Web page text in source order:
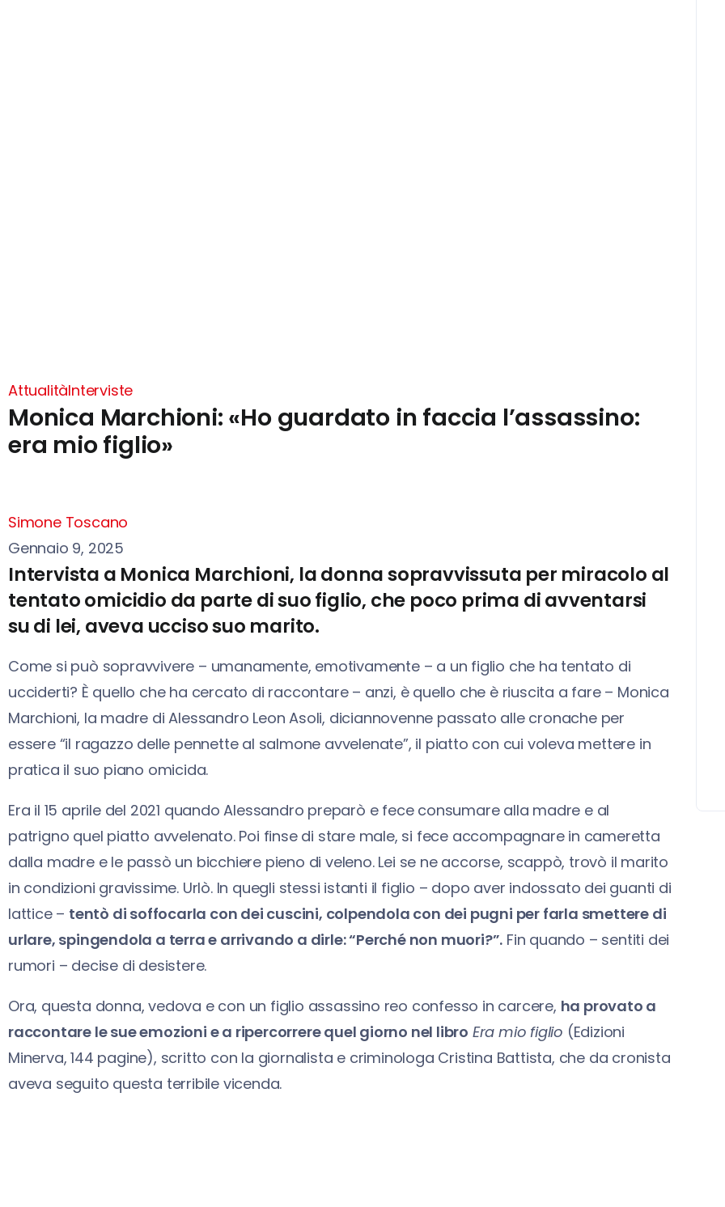
AttualitàInterviste
Monica Marchioni: «Ho guardato in faccia l’assassino:
era mio figlio»
Simone Toscano
Gennaio 9, 2025
Intervista a Monica Marchioni, la donna sopravvissuta per miracolo al
tentato omicidio da parte di suo figlio, che poco prima di avventarsi
su di lei, aveva ucciso suo marito.
Come si può sopravvivere – umanamente, emotivamente – a un figlio che ha tentato di
ucciderti? È quello che ha cercato di raccontare – anzi, è quello che è riuscita a fare – Monica
Marchioni, la madre di Alessandro Leon Asoli, diciannovenne passato alle cronache per
essere “il ragazzo delle pennette al salmone avvelenate”, il piatto con cui voleva mettere in
pratica il suo piano omicida.
Era il 15 aprile del 2021 quando Alessandro preparò e fece consumare alla madre e al
patrigno quel piatto avvelenato. Poi finse di stare male, si fece accompagnare in cameretta
dalla madre e le passò un bicchiere pieno di veleno. Lei se ne accorse, scappò, trovò il marito
in condizioni gravissime. Urlò. In quegli stessi istanti il figlio – dopo aver indossato dei guanti di
lattice – tentò di soffocarla con dei cuscini, colpendola con dei pugni per farla smettere di
urlare, spingendola a terra e arrivando a dirle: “Perché non muori?”. Fin quando – sentiti dei
rumori – decise di desistere.
Ora, questa donna, vedova e con un figlio assassino reo confesso in carcere, ha provato a
raccontare le sue emozioni e a ripercorrere quel giorno nel libro Era mio figlio (Edizioni
Minerva, 144 pagine), scritto con la giornalista e criminologa Cristina Battista, che da cronista
aveva seguito questa terribile vicenda.